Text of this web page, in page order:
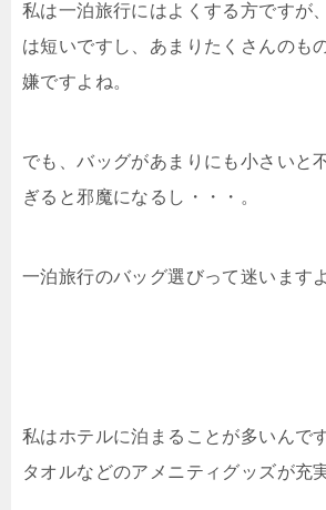
私は一泊旅行にはよくする方ですが
は短いですし、あまりたくさんのも
嫌ですよね。
でも、バッグがあまりにも小さいと
ぎると邪魔になるし・・・。
一泊旅行のバッグ選びって迷います
私はホテルに泊まることが多いんで
タオルなどのアメニティグッズが充